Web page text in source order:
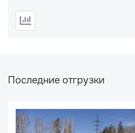
Последние отгрузки